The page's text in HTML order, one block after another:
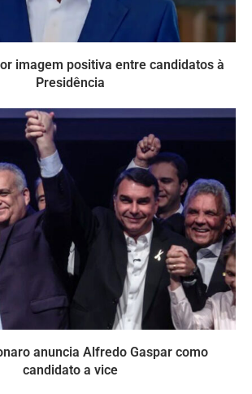
imagem positiva entre candidatos à
Presidência
anuncia Alfredo Gaspar como
candidato a vice